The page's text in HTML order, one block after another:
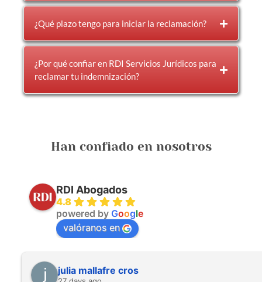
¿Qué plazo tengo para iniciar la reclamación?
¿Por qué confiar en RDI Servicios Jurídicos para
reclamar tu indemnización?
Han confiado en nosotros
RDI Abogados
4.8
powered by Google
valóranos en
julia mallafre cros